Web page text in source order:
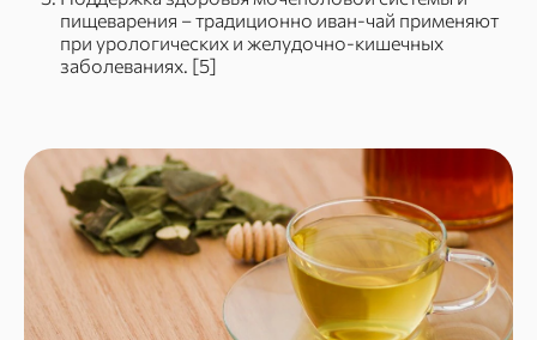
пищеварения – традиционно иван-чай применяют
при урологических и желудочно-кишечных
заболеваниях. [5]